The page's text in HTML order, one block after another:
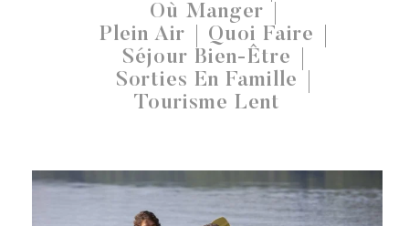
Où Manger
Plein Air Quoi Faire
Séjour Bien-Être
Sorties En Famille
Tourisme Lent